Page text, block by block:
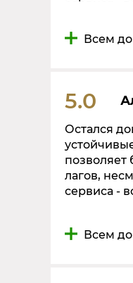
Всем
5.0
Остался
позволяет
лагов,
сервиса -
Всем